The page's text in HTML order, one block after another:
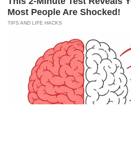
Kabarbaru.co
Follow